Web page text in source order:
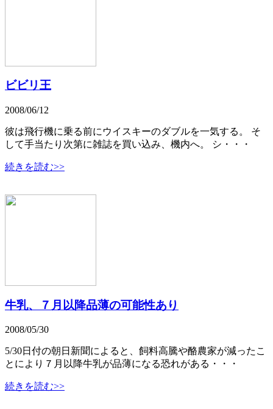
ビビリ王
2008/06/12
彼は飛行機に乗る前にウイスキーのダブルを一気する。 そ
して手当たり次第に雑誌を買い込み、機内へ。 シ・・・
続きを読む>>
牛乳、７月以降品薄の可能性あり
2008/05/30
5/30日付の朝日新聞によると、飼料高騰や酪農家が減ったこ
とにより７月以降牛乳が品薄になる恐れがある・・・
続きを読む>>